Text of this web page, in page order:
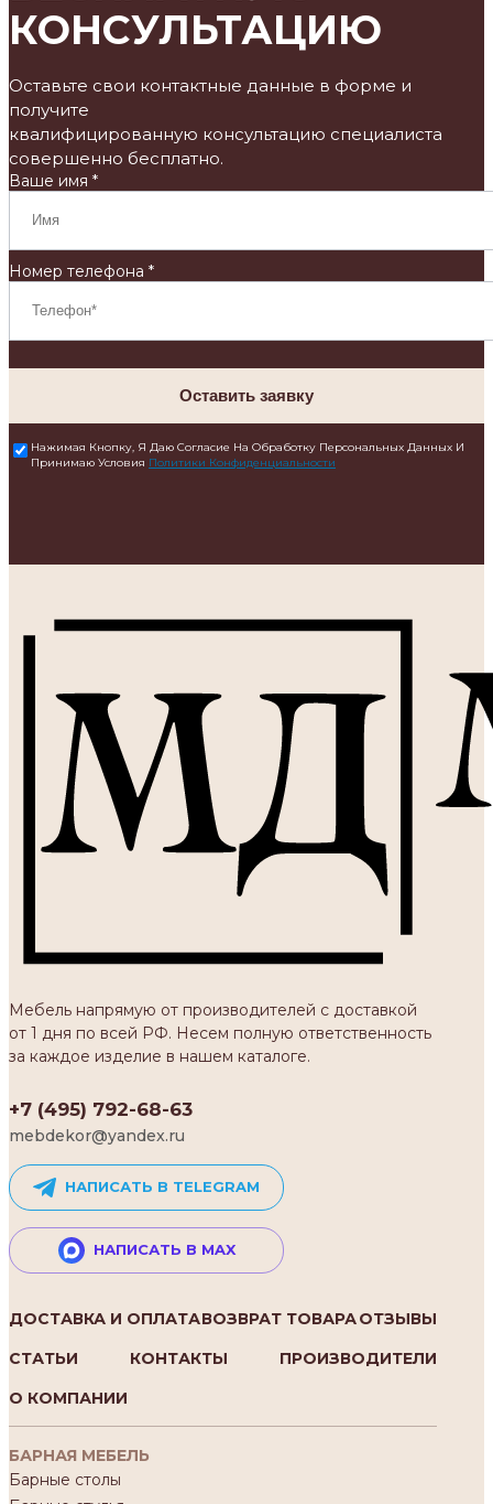
КОНСУЛЬТАЦИЮ
Оставьте свои контактные данные в форме и
получите
квалифицированную консультацию специалиста
совершенно бесплатно.
Ваше имя *
Номер телефона *
Оставить заявку
Нажимая Кнопку, Я Даю Согласие На Обработку Персональных Данных И
Принимаю Условия Политики Конфиденциальности
Мебель напрямую от производителей с доставкой
от 1 дня по всей РФ. Несем полную ответственность
за каждое изделие в нашем каталоге.
+7 (495) 792-68-63
mebdekor@yandex.ru
НАПИСАТЬ В TELEGRAM
НАПИСАТЬ В MAX
ДОСТАВКА И ОПЛАТАВОЗВРАТ ТОВАРАОТЗЫВЫ
СТАТЬИ
КОНТАКТЫ
ПРОИЗВОДИТЕЛИ
О КОМПАНИИ
БАРНАЯ МЕБЕЛЬ
Барные столы